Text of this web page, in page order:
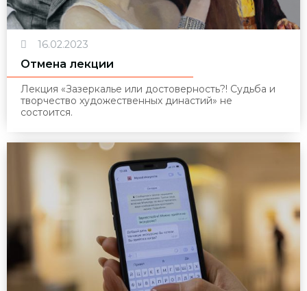
16.02.2023
Отмена лекции
Лекция «Зазеркалье или достоверность?! Судьба и
творчество художественных династий» не
состоится.